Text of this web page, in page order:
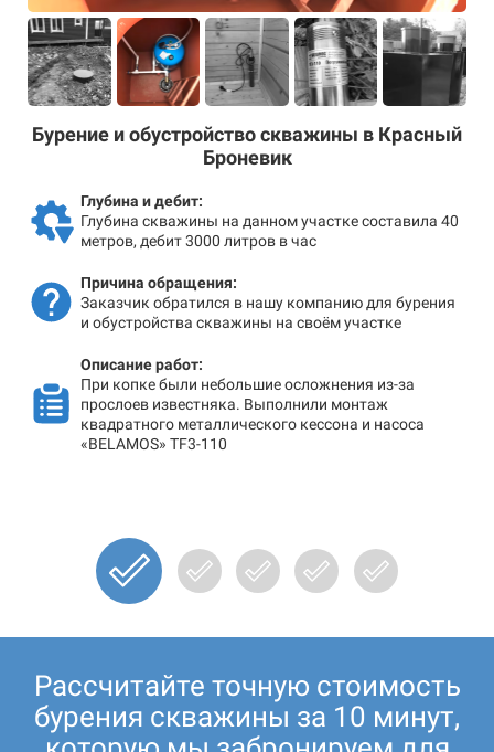
Бурение и обустройство скважины в Красный
Броневик
Глубина и дебит:
Глубина скважины на данном участке составила 40
метров, дебит 3000 литров в час
Причина обращения:
Заказчик обратился в нашу компанию для бурения
и обустройства скважины на своём участке
Описание работ:
При копке были небольшие осложнения из-за
прослоев известняка. Выполнили монтаж
квадратного металлического кессона и насоса
«BELAMOS» TF3-110
Рассчитайте точную стоимость
бурения скважины за 10 минут,